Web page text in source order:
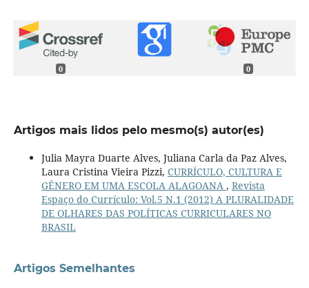
0 0
Artigos mais lidos pelo mesmo(s) autor(es)
Julia Mayra Duarte Alves, Juliana Carla da Paz Alves,
Laura Cristina Vieira Pizzi, CURRÍCULO, CULTURA E
GÊNERO EM UMA ESCOLA ALAGOANA , Revista
Espaço do Currículo: Vol.5 N.1 (2012) A PLURALIDADE
DE OLHARES DAS POLÍTICAS CURRICULARES NO
BRASIL
Artigos Semelhantes